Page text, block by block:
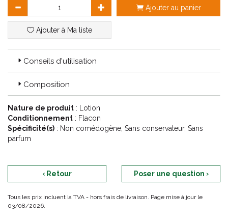
Ajouter au panier
Ajouter à Ma liste
Conseils d'utilisation
Composition
Nature de produit : Lotion
Conditionnement : Flacon
Spécificité(s) : Non comédogène, Sans conservateur, Sans
parfum
‹ Retour Poser une question ›
Tous les prix incluent la TVA - hors frais de livraison. Page mise à jour le
03/08/2026.